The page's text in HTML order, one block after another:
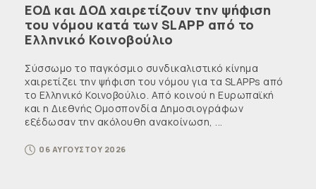
ΕΟΔ και ΔΟΔ χαιρετίζουν την ψήφιση
του νόμου κατά των SLAPP από το
Ελληνικό Κοινοβούλιο
Σύσσωμο το παγκόσμιο συνδικαλιστικό κίνημα
χαιρετίζει την ψήφιση του νόμου για τα SLAPPs από
το Ελληνικό Κοινοβούλιο. Από κοινού η Ευρωπαϊκή
και η Διεθνής Ομοσπονδία Δημοσιογράφων
εξέδωσαν την ακόλουθη ανακοίνωση, ...
06 ΑΥΓΟΥΣΤΟΥ 2026